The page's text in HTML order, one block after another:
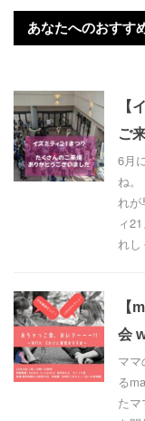
あなたへのおすす
【
ご
6月
ね
れが
ィ
れし
【
会
マ
る
た